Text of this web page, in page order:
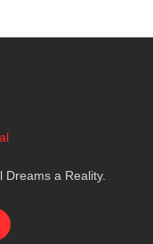
Dreams a Reality.